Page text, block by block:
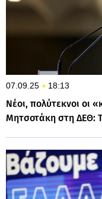
07.09.25 18:13
Νέοι, πολύτεκνοι οι
Μητσοτάκη στη ΔΕΘ: